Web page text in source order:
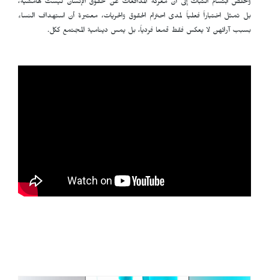
وتخلص ابتسام التبات إلى أن معركة المدافعات عن حقوق الإنسان ليست هامشية،
بل تمثل اختباراً فعلياً لمدى احترام الحقوق والحريات، معتبرة أن استهداف النساء
بسبب آرائهن لا يعكس فقط قمعا فردياً، بل يمس دينامية المجتمع ككل.